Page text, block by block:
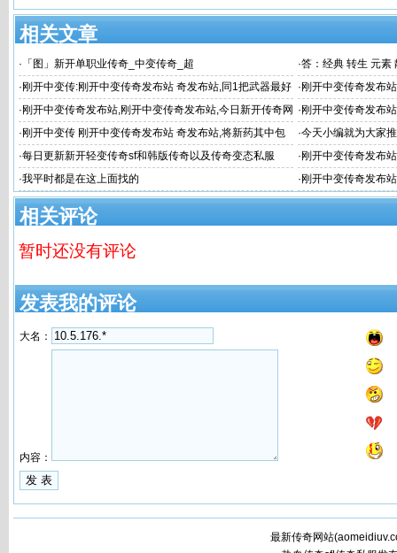
相关文章
· 「图」新开单职业传奇_中变传奇_超 ·答：经典 转生 元素
·刚开中变传:刚开中变传奇发布站 奇发布站,同1把武器最好
不要连续升4次
·刚开中变传奇发布
·刚开中变传奇发布站,刚开中变传奇发布站,今日新开传奇网
站|刚开一秒传奇
·刚开中变传奇发布
变传奇发布
·刚开中变传 刚开中变传奇发布站 奇发布站,将新药其中包
括传奇生物 Ci
·今天小编就为大家
·每日更新新开轻变传奇sf和韩版传奇以及传奇变态私服 ·刚开中变传奇发布
清楚#新开中
·我平时都是在这上面找的 ·刚开中变传奇发布
刚开中变传奇发布
相关评论
暂时还没有评论
发表我的评论
大名：
内容：
最新传奇网站(